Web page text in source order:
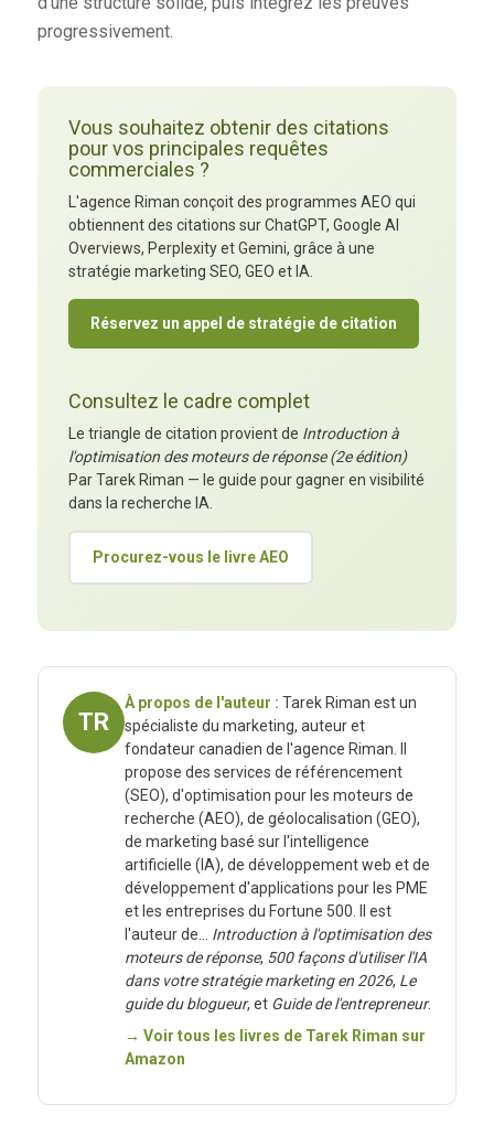
progressivement.
Vous souhaitez obtenir des citations
pour vos principales requêtes
commerciales ?
L'agence Riman conçoit des programmes AEO qui
obtiennent des citations sur ChatGPT, Google AI
Overviews, Perplexity et Gemini, grâce à une
stratégie marketing SEO, GEO et IA.
Réservez un appel de stratégie de citation
Consultez le cadre complet
Le triangle de citation provient de Introduction à
l'optimisation des moteurs de réponse (2e édition)
Par Tarek Riman — le guide pour gagner en visibilité
dans la recherche IA.
Procurez-vous le livre AEO
TR
À propos de l'auteur : Tarek Riman est un
spécialiste du marketing, auteur et
fondateur canadien de l'agence Riman. Il
propose des services de référencement
(SEO), d'optimisation pour les moteurs de
recherche (AEO), de géolocalisation (GEO),
de marketing basé sur l'intelligence
artificielle (IA), de développement web et de
développement d'applications pour les PME
et les entreprises du Fortune 500. Il est
l'auteur de… Introduction à l'optimisation des
moteurs de réponse, 500 façons d'utiliser l'IA
dans votre stratégie marketing en 2026, Le
guide du blogueur, et Guide de l'entrepreneur.
→ Voir tous les livres de Tarek Riman sur
Amazon